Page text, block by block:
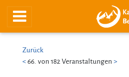
Zurück
< 66. von 182 Veranstaltungen >